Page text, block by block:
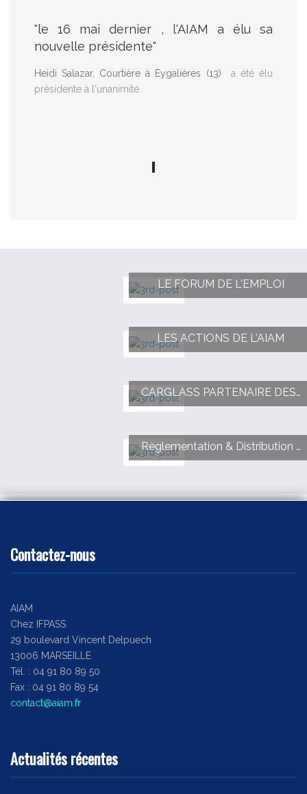
"le 16 mai dernier , l'AIAM a élu sa
nouvelle présidente"
Heidi Salazar, Courtière à Eygalières (13)
a été élu
présidente à l'unanimité.
LE FORUM DE L'EMPLOI
LES ACTIONS DE L'AIAM
CARGLASS PARTENAIRE DES RENCONTRES DE L AIAM
Règlementation & Distribution - 6 NOVEMBRE 2025
Contactez-nous
AIAM
Chez IFPASS
29 boulevard Vincent Delpuech
13006 MARSEILLE
Tél. : 04 91 80 89 50
Fax : 04 91 80 89 54
contact@aiam.fr
Actualités récentes